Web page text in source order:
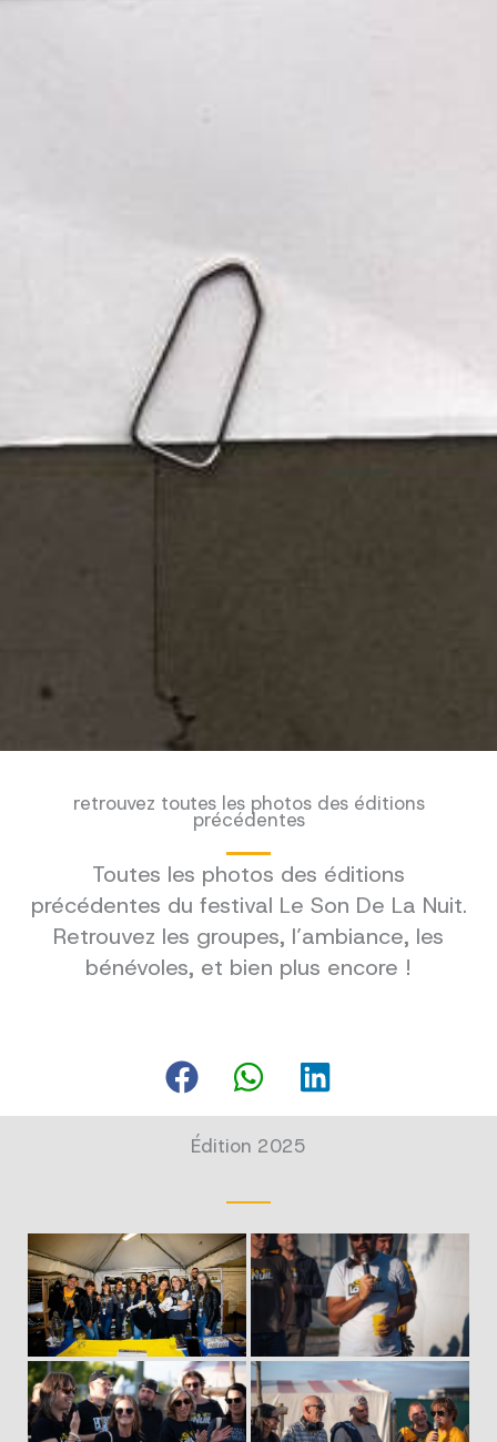
retrouvez toutes les photos des éditions
précédentes
Toutes les photos des éditions
précédentes du festival Le Son De La Nuit.
Retrouvez les groupes, l’ambiance, les
bénévoles, et bien plus encore !
Édition 2025